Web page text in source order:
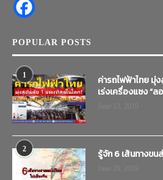
POPULAR POSTS
1
ค่ารถไฟฟ้าไทย มุ่
เร่งเครื่องแซง “
2 รู้จัก 6 เส้นทางขน